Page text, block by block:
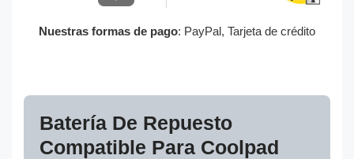
Nuestras formas de pago: PayPal, Tarjeta de crédito
Batería De Repuesto
Compatible Para Coolpad